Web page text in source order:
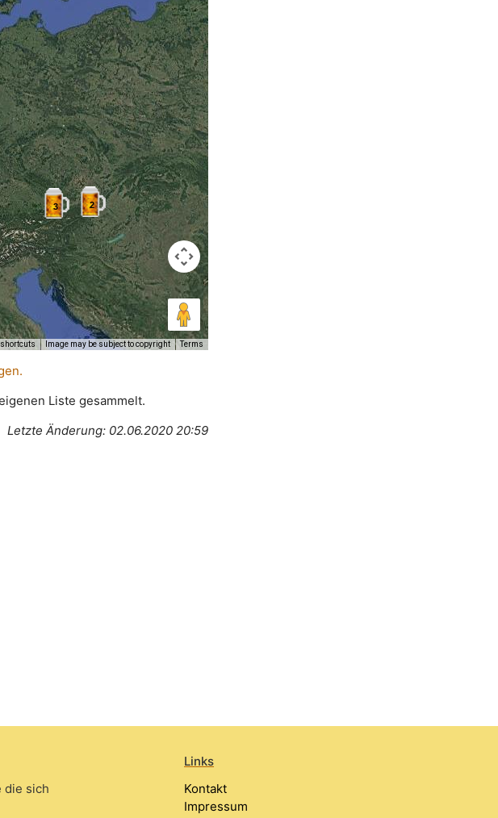
2
3
shortcuts Image may be subject to copyright Terms
Liste gesammelt.
Letzte Änderung: 02.06.2020 20:59
die sich
Links
Kontakt
Impressum